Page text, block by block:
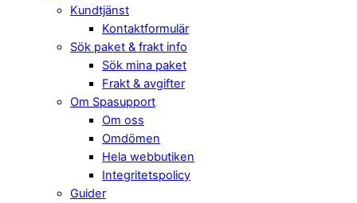
Kundtjänst
Kontaktformulär
Sök paket & frakt info
Sök mina paket
Frakt & avgifter
Om Spasupport
Om oss
Omdömen
Hela webbutiken
Integritetspolicy
Guider